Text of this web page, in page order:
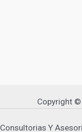
Copyright
Consultorias Y